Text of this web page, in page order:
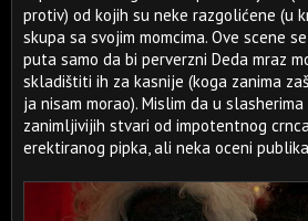
protiv) od kojih su neke razgolićene (u
skupa sa svojim momcima. Ove scene
puta samo da bi perverzni Deda mraz
skladištiti ih za kasnije (koga zanima
ja nisam morao). Mislim da u slasherima
zanimljivijih stvari od impotentnog
erektiranog pipka, ali neka oceni